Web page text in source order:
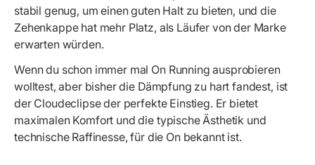
stabil genug, um einen guten Halt zu bieten, und die
Zehenkappe hat mehr Platz, als Läufer von der Marke
erwarten würden.
Wenn du schon immer mal On Running ausprobieren
wolltest, aber bisher die Dämpfung zu hart fandest, ist
der Cloudeclipse der perfekte Einstieg. Er bietet
maximalen Komfort und die typische Ästhetik und
technische Raffinesse, für die On bekannt ist.